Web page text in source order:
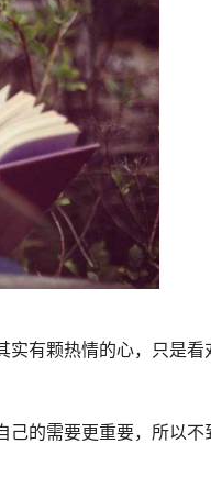
实有颗热情的心，只是看
的需要更重要，所以